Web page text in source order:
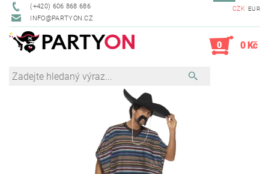
(+420) 606 868 686
INFO@PARTYON.CZ
CZK EUR
0 0 Kč